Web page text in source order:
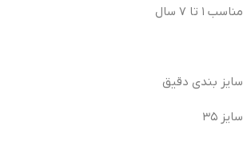
مناسب ۱ تا ۷ سال
سایز بندی دقیق
سایز ۳۵